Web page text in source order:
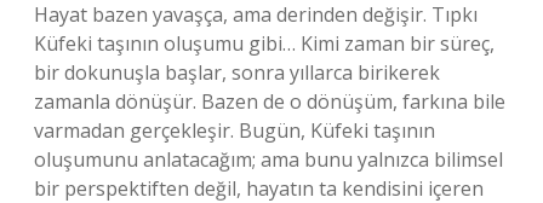
Hayat bazen yavaşça, ama derinden değişir. Tıpkı
Küfeki taşının oluşumu gibi… Kimi zaman bir süreç,
bir dokunuşla başlar, sonra yıllarca birikerek
zamanla dönüşür. Bazen de o dönüşüm, farkına bile
varmadan gerçekleşir. Bugün, Küfeki taşının
oluşumunu anlatacağım; ama bunu yalnızca bilimsel
bir perspektiften değil, hayatın ta kendisini içeren